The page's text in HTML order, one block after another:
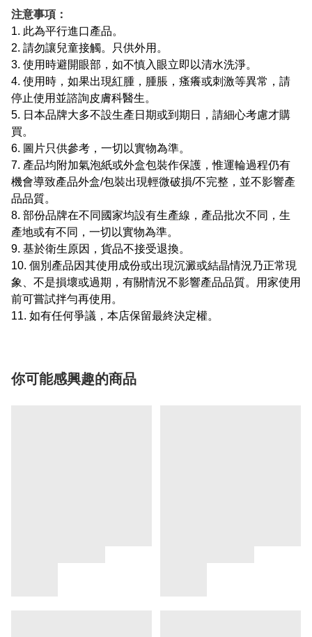
注意事項：
1. 此為平行進口產品。
2. 請勿讓兒童接觸。只供外用。
3. 使用時避開眼部，如不慎入眼立即以清水洗淨。
4. 使用時，如果出現紅腫，腫脹，瘙癢或刺激等異常，請
停止使用並諮詢皮膚科醫生。
5. 日本品牌大多不設生產日期或到期日，請細心考慮才購
買。
6. 圖片只供參考，一切以實物為準。
7. 產品均附加氣泡紙或外盒包裝作保護，惟運輪過程仍有
機會導致產品外盒/包裝出現輕微破損/不完整，並不影響產
品品質。
8. 部份品牌在不同國家均設有生產線，產品批次不同，生
產地或有不同，一切以實物為準。
9. 基於衛生原因，貨品不接受退換。
10. 個別產品因其使用成份或出現沉澱或結晶情況乃正常現
象、不是損壞或過期，有關情況不影響產品品質。用家使用
前可嘗試拌勻再使用。
11. 如有任何爭議，本店保留最終決定權。
你可能感興趣的商品